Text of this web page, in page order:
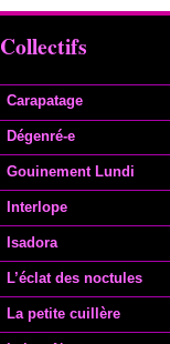
Collectifs
Carapatage
Dégenré-e
Gouinement Lundi
Interlope
Isadora
L’éclat des noctules
La petite cuillère